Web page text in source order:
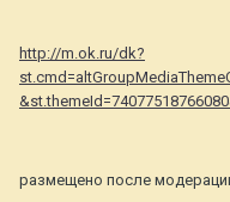
http://m.ok.ru/dk?
размещено после